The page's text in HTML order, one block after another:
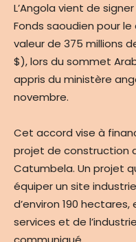
L’Angola vient de
Fonds saoudien pour
valeur de 375 millions
$), lors du sommet
appris du ministère
novembre.
Cet accord vise à
projet de construction
Catumbela. Un projet
équiper un site
d’environ 190
services et de